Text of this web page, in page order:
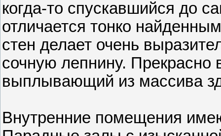
когда-то спускавшийся до
отлича­ется тонко
стен делает очень
сочную лепнину. Прекрасно
выплывающий из массива
Внутренние помещения